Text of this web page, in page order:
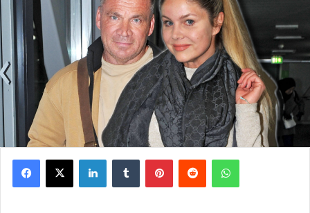
Facebook
X LinkedInTumblr PinterestReddit WhatsApp